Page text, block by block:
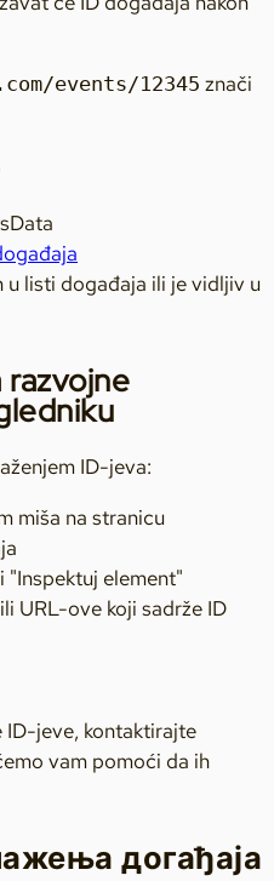
events/12345 znači
u listi događaja ili je vidljiv u
razvojne
ID-jeva:
miša na stranicu
element"
URL-ove koji sadrže ID
ID-jeve, kontaktirajte
vam pomoći da ih
догађаја